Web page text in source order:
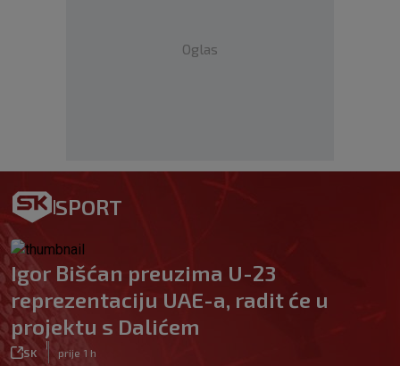
Oglas
SPORT
Igor Bišćan preuzima U-23
reprezentaciju UAE-a, radit će u
projektu s Dalićem
SK prije 1 h